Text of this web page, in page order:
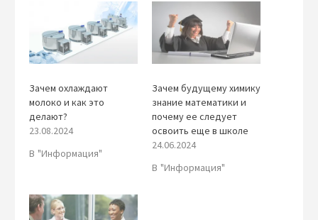
Зачем охлаждают
молоко и как это
делают?
23.08.2024
В "Информация"
Зачем будущему химику
знание математики и
почему ее следует
освоить еще в школе
24.06.2024
В "Информация"